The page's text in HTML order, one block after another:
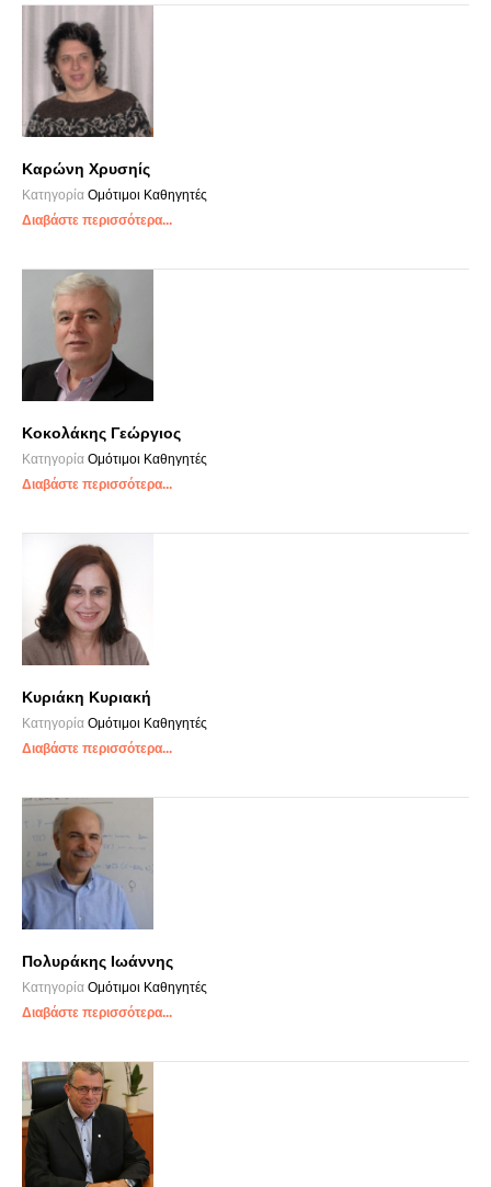
Καρώνη Χρυσηίς
Κατηγορία Ομότιμοι Καθηγητές
Διαβάστε περισσότερα...
Κοκολάκης Γεώργιος
Κατηγορία Ομότιμοι Καθηγητές
Διαβάστε περισσότερα...
Κυριάκη Κυριακή
Κατηγορία Ομότιμοι Καθηγητές
Διαβάστε περισσότερα...
Πολυράκης Ιωάννης
Κατηγορία Ομότιμοι Καθηγητές
Διαβάστε περισσότερα...